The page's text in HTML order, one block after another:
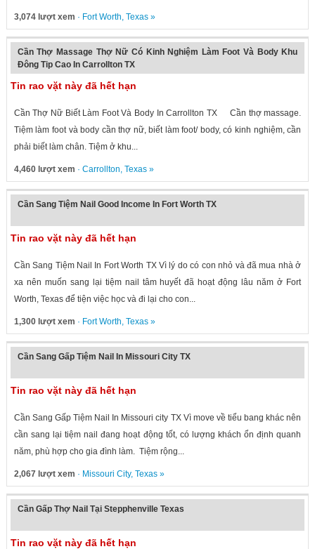
3,074 lượt xem · Fort Worth, Texas»
Cần Thợ Massage Thợ Nữ Có Kinh Nghiệm Làm Foot Và Body Khu
Đông Tip Cao In Carrollton TX
Tin rao vặt này đã hết hạn
Cần Thợ Nữ Biết Làm Foot Và Body In Carrollton TX Cần thợ massage.
Tiệm làm foot và body cần thợ nữ, biết làm foot/ body, có kinh nghiệm, cần
phải biết làm chân. Tiệm ở khu...
4,460 lượt xem · Carrollton, Texas»
Cần Sang Tiệm Nail Good Income In Fort Worth TX
Tin rao vặt này đã hết hạn
Cần Sang Tiệm Nail In Fort Worth TX Vì lý do có con nhỏ và đã mua nhà ở
xa nên muốn sang lại tiệm nail tâm huyết đã hoạt động lâu năm ở Fort
Worth, Texas để tiện việc học và đi lại cho con...
1,300 lượt xem · Fort Worth, Texas»
Cần Sang Gấp Tiệm Nail In Missouri City TX
Tin rao vặt này đã hết hạn
Cần Sang Gấp Tiệm Nail In Missouri city TX Vì move về tiểu bang khác nên
cần sang lại tiệm nail đang hoạt động tốt, có lượng khách ổn định quanh
năm, phù hợp cho gia đình làm. Tiệm rộng...
2,067 lượt xem · Missouri City, Texas»
Cần Gấp Thợ Nail Tại Stepphenville Texas
Tin rao vặt này đã hết hạn